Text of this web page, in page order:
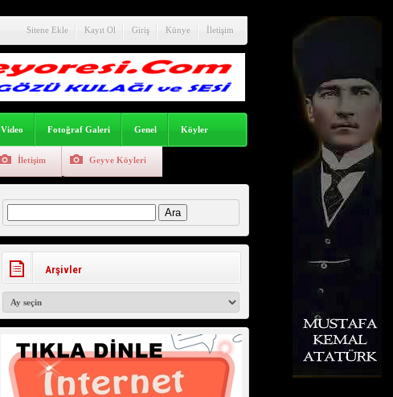
Sitene Ekle Kayıt Ol Giriş Künye İletişim
Video Fotoğraf Galeri Genel Köyler
İletişim Geyve Köyleri
Arama:
Arşivler